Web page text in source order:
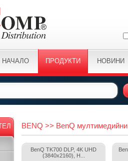
НАЧАЛО ПРОДУКТИ НОВИНИ
BENQ >> BenQ
BenQ TK700 DLP, 4K UHD
(3840x2160), H...